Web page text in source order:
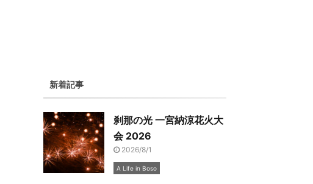
新着記事
刹那の光 一宮納涼花火大
会 2026
2026/8/1
A Life in Boso